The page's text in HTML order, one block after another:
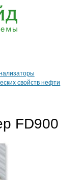
свойств нефти
FD900